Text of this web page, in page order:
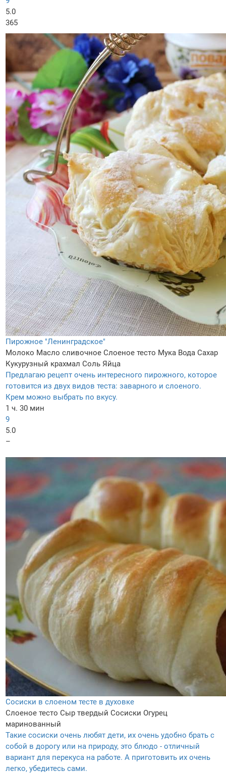
5.0
365
Пирожное "Ленинградское"
Молоко Масло сливочное Слоеное тесто Мука Вода Сахар
Кукурузный крахмал Соль Яйца
Предлагаю рецепт очень интересного пирожного, которое
готовится из двух видов теста: заварного и слоеного.
Крем можно выбрать по вкусу.
1 ч. 30 мин
9
5.0
–
Сосиски в слоеном тесте в духовке
Слоеное тесто Сыр твердый Сосиски Огурец
маринованный
Такие сосиски очень любят дети, их очень удобно брать с
собой в дорогу или на природу, это блюдо - отличный
вариант для перекуса на работе. А приготовить их очень
легко, убедитесь сами.